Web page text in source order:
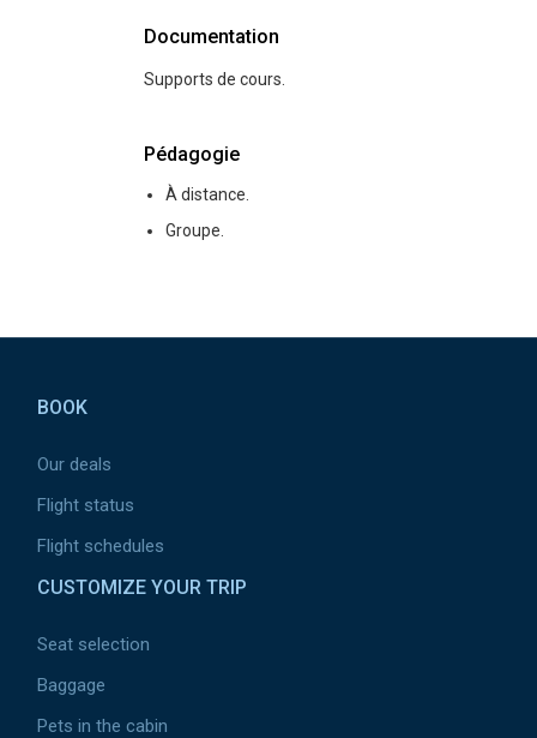
Documentation
Supports de cours.
Pédagogie
À distance.
Groupe.
BOOK
Our deals
Flight status
Flight schedules
CUSTOMIZE YOUR TRIP
Seat selection
Baggage
Pets in the cabin